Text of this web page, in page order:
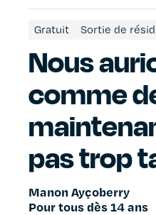
Gratuit Sortie de
Nous
comme
pas trop
Manon Ayçoberry
Pour tous dès 14 ans